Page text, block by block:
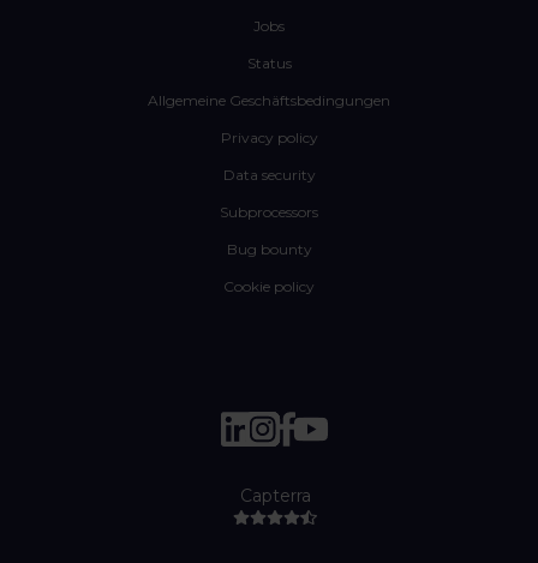
Jobs
Status
Allgemeine Geschäftsbedingungen
Privacy policy
Data security
Subprocessors
Bug bounty
Cookie policy
Capterra